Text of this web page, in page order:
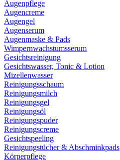
Augenpflege
Augencreme
Augengel
Augenserum
Augenmaske & Pads
Wimpernwachstumsserum
Gesichtsreinigung
Gesichtswasser, Tonic & Lotion
Mizellenwasser
Reinigungsschaum
Reinigungsmilch
Reinigungsgel
Reinigungsöl
Reinigungspuder
Reinigungscreme
Gesichtspeeling
Reinigungstücher & Abschminkpads
Körperpflege